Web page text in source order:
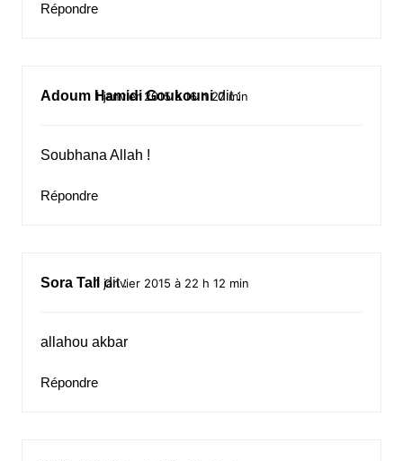
Répondre
Adoum Hamidi Goukouni dit :
1 janvier 2015 à 16 h 27 min
Soubhana Allah !
Répondre
Sora Tall dit :
1 janvier 2015 à 22 h 12 min
allahou akbar
Répondre